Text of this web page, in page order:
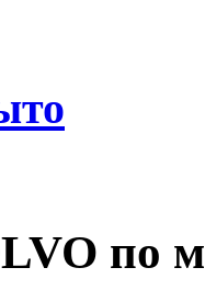
по